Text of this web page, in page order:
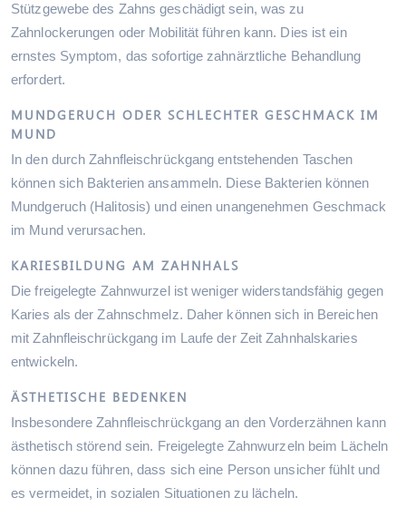
Stützgewebe des Zahns geschädigt sein, was zu
Zahnlockerungen oder Mobilität führen kann. Dies ist ein
ernstes Symptom, das sofortige zahnärztliche Behandlung
erfordert.
MUNDGERUCH ODER SCHLECHTER GESCHMACK IM
MUND
In den durch Zahnfleischrückgang entstehenden Taschen
können sich Bakterien ansammeln. Diese Bakterien können
Mundgeruch (Halitosis) und einen unangenehmen Geschmack
im Mund verursachen.
KARIESBILDUNG AM ZAHNHALS
Die freigelegte Zahnwurzel ist weniger widerstandsfähig gegen
Karies als der Zahnschmelz. Daher können sich in Bereichen
mit Zahnfleischrückgang im Laufe der Zeit Zahnhalskaries
entwickeln.
ÄSTHETISCHE BEDENKEN
Insbesondere Zahnfleischrückgang an den Vorderzähnen kann
ästhetisch störend sein. Freigelegte Zahnwurzeln beim Lächeln
können dazu führen, dass sich eine Person unsicher fühlt und
es vermeidet, in sozialen Situationen zu lächeln.